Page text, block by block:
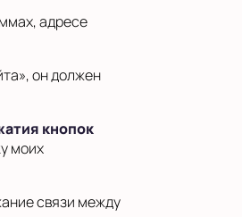
адресе
он должен
кнопок
моих
связи между